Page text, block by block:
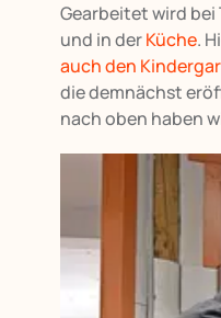
Gearbeitet wird bei
und in derKüche.
auch den
die demnächst
nach oben haben